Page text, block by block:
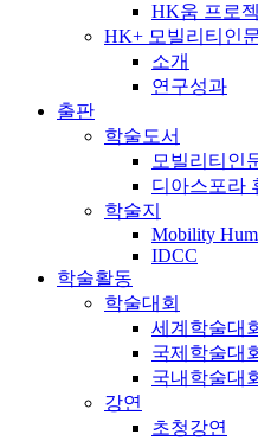
HK움 프로
HK+ 모빌리티인
소개
연구성과
출판
학술도서
모빌리티인
디아스포라
학술지
Mobility
IDCC
학술활동
학술대회
세계학술대
국제학술대
국내학술대
강연
초청강연